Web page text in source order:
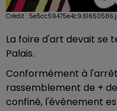
Crédit :
La foire d'art devait se
Palais.
Conformément à
rassemblement de +
confiné, l'événement